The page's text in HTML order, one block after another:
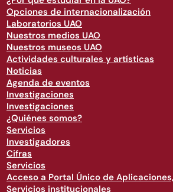
Opciones de internacionalización
Laboratorios UAO
Nuestros medios UAO
Nuestros museos UAO
Actividades culturales y artísticas
Noticias
Agenda de eventos
Investigaciones
Investigaciones
¿Quiénes somos?
Servicios
Investigadores
Cifras
Servicios
Acceso a Portal Único de
Servicios institucionales